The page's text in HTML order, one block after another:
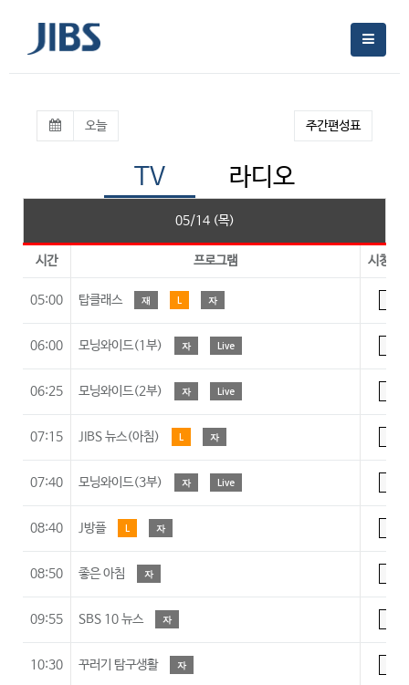
오늘
TV 라디오
주간편성표
05/14 (목)
시간 프로그램 시청등
05:00 탑클래스 재 L 자
06:00 모닝와이드(1부) 자 Live
06:25 모닝와이드(2부) 자 Live
07:15 JIBS 뉴스(아침) L 자
07:40 모닝와이드(3부) 자 Live
08:40 J방플 L 자
08:50 좋은 아침 자
09:55 SBS 10 뉴스 자
10:30 꾸러기 탐구생활 자